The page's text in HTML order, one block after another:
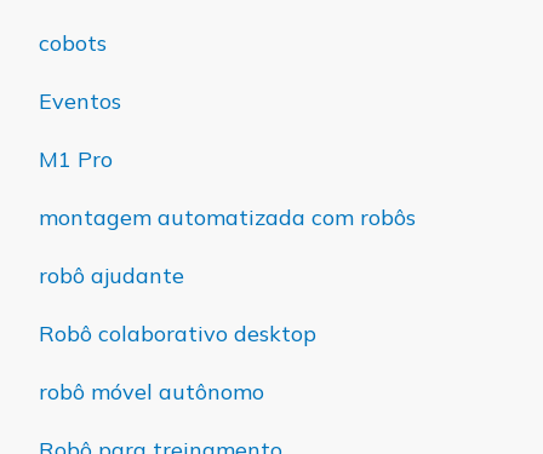
cobots
Eventos
M1 Pro
montagem automatizada com robôs
robô ajudante
Robô colaborativo desktop
robô móvel autônomo